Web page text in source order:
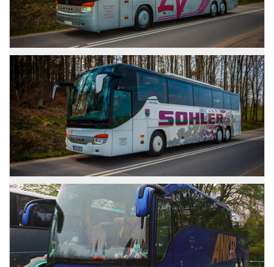
Setra 416 HDH
Zdjęcia
Setra 416 GTHD
Zdjęcia